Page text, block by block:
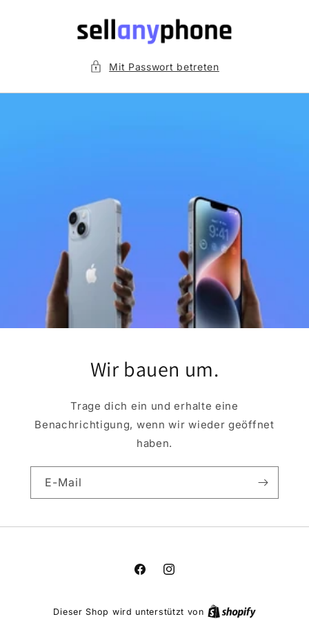
Mit Passwort betreten
Wir bauen um.
Trage dich ein und erhalte eine
Benachrichtigung, wenn wir wieder geöffnet
haben.
E-Mail
FacebookInstagram
Dieser Shop wird unterstützt von